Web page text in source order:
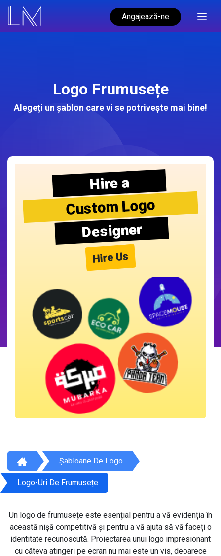
Angajează-ne
Logo Frumusețe
Alegeți un șablon care vi se potrivește mai bine!
Hire a
Custom Logo
Designer
Hire Us
Șabloane De Logo
Logo-Uri De Frumusețe
Un logo de frumusețe este esențial pentru a vă evidenția în
această nișă competitivă și pentru a vă ajuta să vă faceți o
identitate recunoscută. Proiectarea unui logo impresionant
cu câteva atingeri pe ecran nu mai este un vis, deoarece